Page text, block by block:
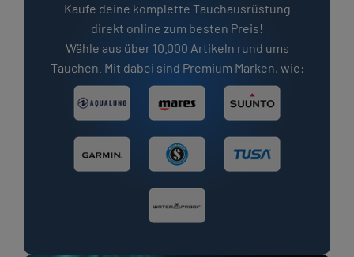
Kaufe deine komplette Tauchausrüstung
direkt online zum besten Preis!
Wähle aus über 10.000 Artikeln rund ums
Tauchen. Mit dabei sind Premium Marken, wie: